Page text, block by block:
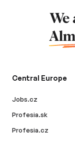
We
Central Europe
Jobs.cz
Profesia.sk
Profesia.cz